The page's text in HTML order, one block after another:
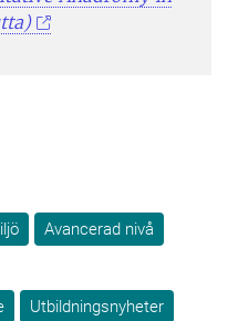
Avancerad nivå
Utbildningsnyheter